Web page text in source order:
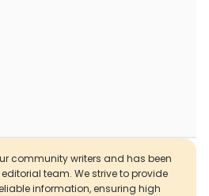
community writers and has been
team. We strive to provide
information, ensuring high